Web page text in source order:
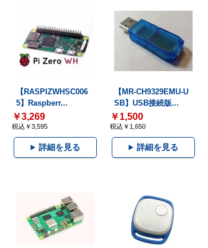
【RASPIZWHSC006
5】Raspberr...
￥3,269
税込￥3,595
詳細を見る
【MR-CH9329EMU-U
SB】USB接続版...
￥1,500
税込￥1,650
詳細を見る